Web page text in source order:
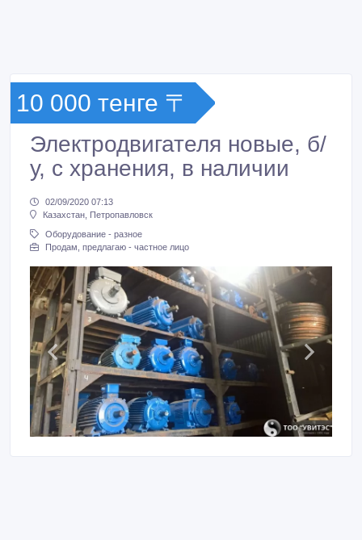
10 000 тенге 〒
Электродвигателя новые, б/
у, с хранения, в наличии
02/09/2020 07:13
Казахстан, Петропавловск
Оборудование - разное
Продам, предлагаю - частное лицо